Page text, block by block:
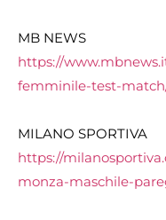
MB NEWS
https://
femminile-test-
MILANO SPORTIVA
https://
monza-maschile-